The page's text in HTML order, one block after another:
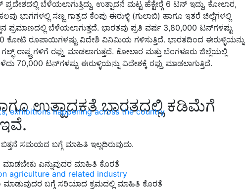
exhibitions happening across the country
agriculture and related industry
ಪ್ರದೇಶದಲ್ಲಿ ಬೆಳೆಯಲಾಗುತ್ತಿದ್ದು, ಉತ್ಪಾದನೆ ಮಟ್ಟ ಹೆಕ್ಟೇರ್‍ಗೆ 6 ಟನ್ ಇದ್ದು, ಕೋಲಾರ,
ಭಾಗಗಳಲ್ಲಿ ಸಣ್ಣ ಗಾತ್ರದ ಕೆಂಪು ಈರುಳ್ಳಿ (ಗುಲಾಬಿ) ಹಾಗೂ ಇತರೆ ಜಿಲ್ಲೆಗಳಲ್ಲಿ
ಪ್ರಮಾಣದಲ್ಲಿ ಬೆಳೆಯಲಾಗುತ್ತದೆ. ಭಾರತವು ಪ್ರತಿ ವರ್ಷ 3,80,000 ಟನ್‍ಗಳಷ್ಟು
ಕೋಟಿ ರೂಪಾಯಿಗಳಷ್ಟು ವಿದೇಶಿ ವಿನಿಮಿಯ ಗಳಿಸುತ್ತಿದೆ. ಭಾರತದಿಂದ ಈರುಳ್ಳಿಯನ್ನು
ರಾಷ್ಟ್ರಗಳಿಗೆ ರಫ್ತು ಮಾಡಲಾಗುತ್ತದೆ. ಕೋಲಾರ ಮತ್ತು ಬೆಂಗಳೂರು ಜಿಲ್ಲೆಯಲ್ಲಿ
70,000 ಟನ್‍ಗಳಷ್ಟು ಈರುಳ್ಳಿಯನ್ನು ವಿದೇಶಕ್ಕೆ ರಫ್ತು ಮಾಡಲಾಗುತ್ತಿದೆ.
ಉತ್ಪಾದಕತೆ ಭಾರತದಲ್ಲಿ ಕಡಿಮೆಗೆ
ಸಮಯದ ಬಗ್ಗೆ ಮಾಹಿತಿ ಇಲ್ಲದಿರುವುದು.
ಎನ್ನುವುದರ ಮಾಹಿತಿ ಕೊರತೆ
ಬಗ್ಗೆ ಸರಿಯಾದ ಕ್ರಮದಲ್ಲಿ ಮಾಹಿತಿ ಕೊರತೆ